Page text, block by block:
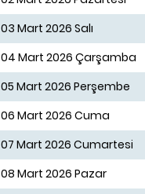
03 Mart 2026 Salı
04 Mart 2026 Çarşamba
05 Mart 2026 Perşembe
06 Mart 2026 Cuma
07 Mart 2026 Cumartesi
08 Mart 2026 Pazar